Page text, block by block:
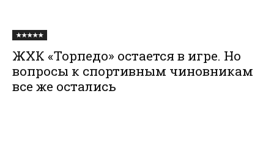
★★★★★
ЖХК «Торпедо» остается в игре. Но
вопросы к спортивным чиновникам
все же остались